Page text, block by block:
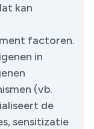
kan
factoren.
in
(vb.
de
sensitizatie